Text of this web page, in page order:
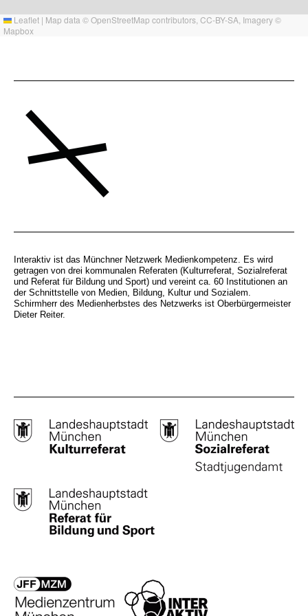
Leaflet | Map data ©OpenStreetMap contributors, CC-BY-SA , Imagery ©
Mapbox
Interaktiv ist das Münchner Netzwerk Medienkompetenz. Es wird
getragen von drei kommunalen Referaten (Kulturreferat, Sozialreferat
und Referat für Bildung und Sport) und vereint ca. 60 Institutionen an
der Schnittstelle von Medien, Bildung, Kultur und Sozialem.
Schirmherr des Medienherbstes des Netzwerks ist Oberbürgermeister
Dieter Reiter.